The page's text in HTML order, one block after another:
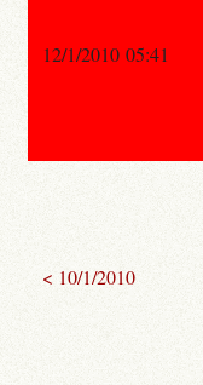
12/1/2010 05:41
< 10/1/2010